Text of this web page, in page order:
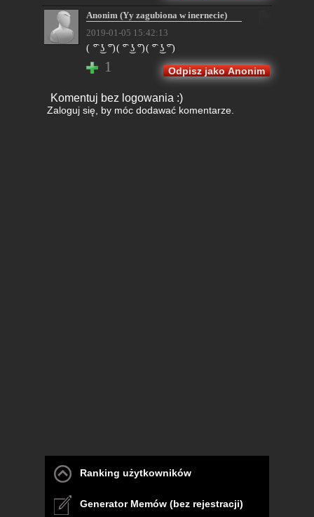
Anonim (Yy zagubiona w inernecie)
2019-01-05 15:42:13
( ͡° ͜ʖ ͡°)( ͡° ͜ʖ ͡°)( ͡° ͜ʖ ͡°)
1 Odpisz jako Anonim
Komentuj bez logowania :)
Zaloguj się, by móc dodawać komentarze.
Ranking użytkowników
Generator Memów (bez rejestracji)